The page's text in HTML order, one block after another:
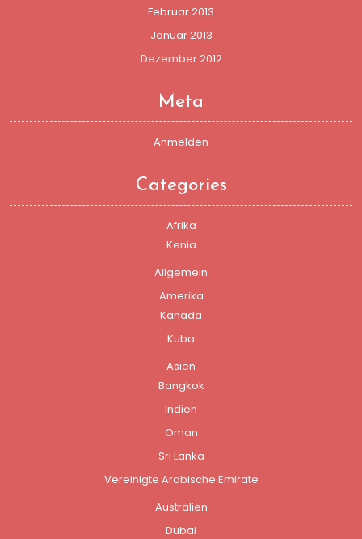
Februar 2013
Januar 2013
Dezember 2012
Meta
Anmelden
Categories
Afrika
Kenia
Allgemein
Amerika
Kanada
Kuba
Asien
Bangkok
Indien
Oman
Sri Lanka
Vereinigte Arabische Emirate
Australien
Dubai